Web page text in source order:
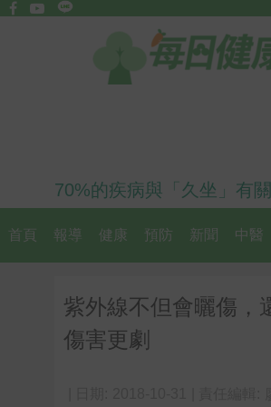
70%的疾病與「久坐」有關
首頁 報導 健康 預防 新聞 中醫
紫外線不但會曬傷，
傷害更劇